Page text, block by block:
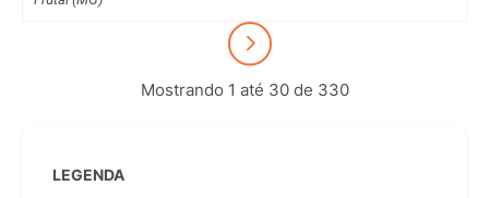
Mostrando 1 até 30 de 330
LEGENDA